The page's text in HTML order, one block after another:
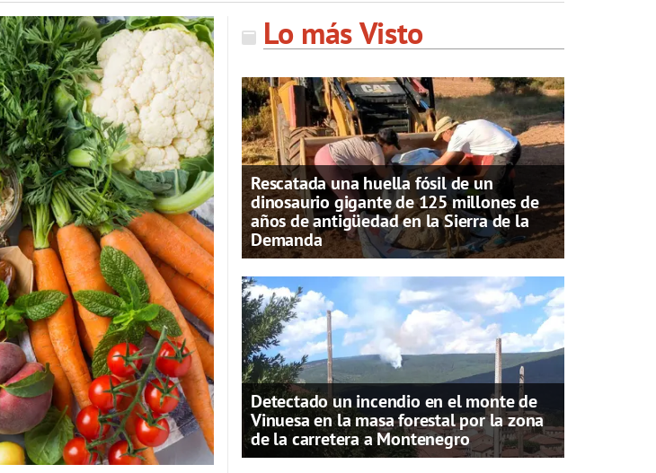
Lo más Visto
Rescatada una huella fósil de un
dinosaurio gigante de 125 millones de
años de antigüedad en la Sierra de la
Demanda
Detectado un incendio en el monte de
Vinuesa en la masa forestal por la zona
de la carretera a Montenegro